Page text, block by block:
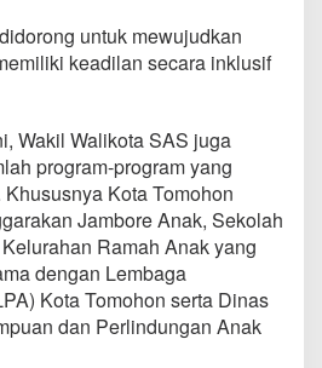
p
i
n
p
a
l
a
D
a
e
r
a
h
untuk mewujudkan
keadilan secara inklusif
Wakil Walikota SAS juga
program-program yang
Kota Tomohon
Jambore Anak, Sekolah
Ramah Anak yang
dengan Lembaga
Kota Tomohon serta Dinas
dan Perlindungan Anak